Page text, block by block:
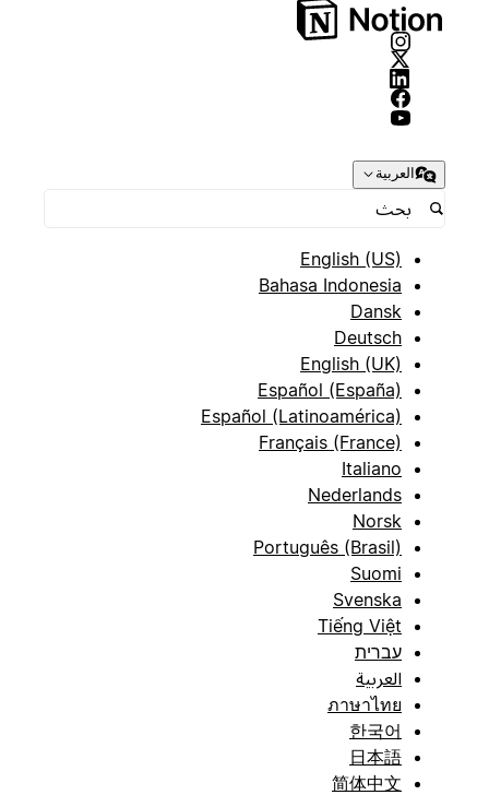
العربية
English (US)
Bahasa Indonesia
Dansk
Deutsch
English (UK)
Español (España)
Español (Latinoamérica)
Français (France)
Italiano
Nederlands
Norsk
Português (Brasil)
Suomi
Svenska
Tiếng Việt
עברית
العربية
ภาษาไทย
한국어
日本語
简体中文